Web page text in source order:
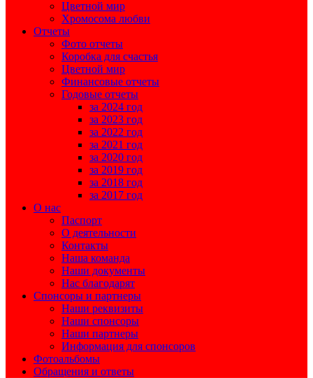
Цветной мир
Хромосома любви
Отчеты
Фото отчеты
Коробка для счастья
Цветной мир
Финансовые отчеты
Годовые отчеты
за 2024 год
за 2023 год
за 2022 год
за 2021 год
за 2020 год
за 2019 год
за 2018 год
за 2017 год
О нас
Паспорт
О деятельности
Контакты
Наша команда
Наши документы
Нас благодарят
Спонсоры и партнеры
Наши реквизиты
Наши спонсоры
Наши партнеры
Информация для спонсоров
Фотоальбомы
Обращения и ответы